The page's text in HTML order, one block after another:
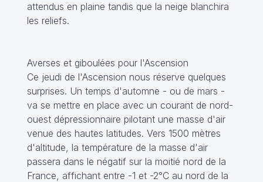
attendus en plaine tandis que la neige blanchira
les reliefs.
Averses et giboulées pour l'Ascension
Ce jeudi de l'Ascension nous réserve quelques
surprises. Un temps d'automne - ou de mars -
va se mettre en place avec un courant de nord-
ouest dépressionnaire pilotant une masse d'air
venue des hautes latitudes. Vers 1500 mètres
d'altitude, la température de la masse d'air
passera dans le négatif sur la moitié nord de la
France, affichant entre -1 et -2°C au nord de la